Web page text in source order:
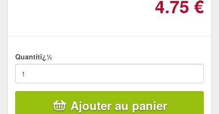
4.75 €
Quantitï¿½
Ajouter au panier